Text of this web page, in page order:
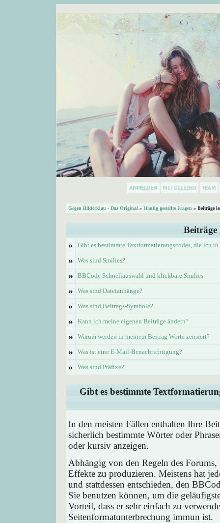
Gegen Bilderklau - Das Original » Häufig gestellte Fragen » Beiträge
Beiträge
»
Gibt es bestimmte Textformatierungscodes, die ich
» Was sind Smilies?
» BBCode Schnellauswahl und klickbare Smilies
» Was sind Dateianhänge?
» Was sind Beitrags-Symbole?
» Kann ich meine eigenen Beiträge ändern?
» Warum werden in meinem Beitrag Worte zensiert?
» Was ist eine E-Mail-Benachrichtigung?
» Was sind Präfixe?
Gibt es bestimmte
In den meisten Fällen enthalten Ihre
sicherlich bestimmte Wörter oder
oder kursiv anzeigen.
Abhängig von den Regeln des
Effekte zu produzieren. Meistens hat
und stattdessen entschieden, den
Sie benutzen können, um die
Vorteil, dass er sehr einfach zu
Seitenformatunterbrechung immun ist.